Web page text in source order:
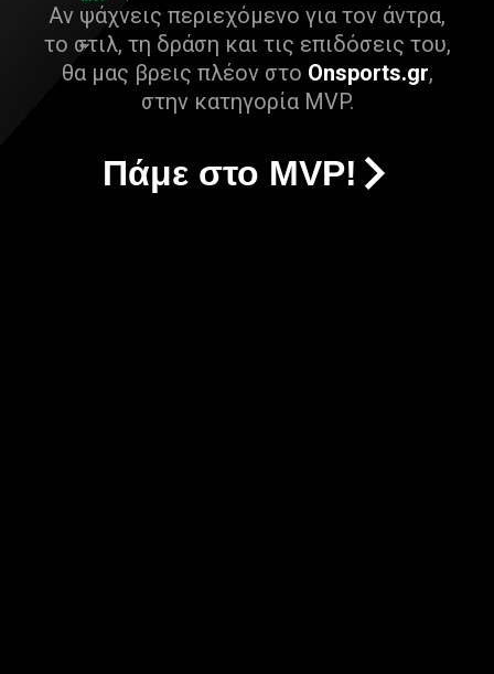
Αν ψάχνεις περιεχόμενο για τον άντρα,
το στιλ, τη δράση και τις επιδόσεις του,
θα μας βρεις πλέον στο Onsports.gr,
στην κατηγορία MVP.
Πάμε στο MVP!